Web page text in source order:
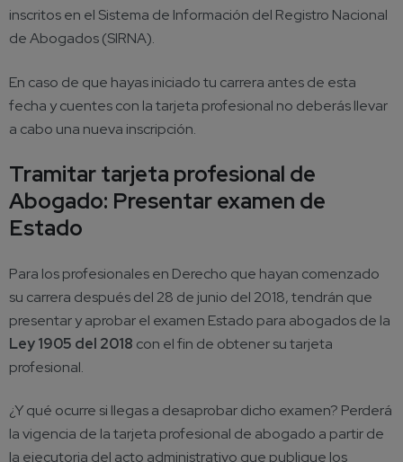
inscritos en el Sistema de Información del Registro Nacional
de Abogados (SIRNA).
En caso de que hayas iniciado tu carrera antes de esta
fecha y cuentes con la tarjeta profesional no deberás llevar
a cabo una nueva inscripción.
Tramitar tarjeta profesional de
Abogado: Presentar examen de
Estado
Para los profesionales en Derecho que hayan comenzado
su carrera después del 28 de junio del 2018, tendrán que
presentar y aprobar el examen Estado para abogados de la
Ley 1905 del 2018 con el fin de obtener su tarjeta
profesional.
¿Y qué ocurre si llegas a desaprobar dicho examen? Perderá
la vigencia de la tarjeta profesional de abogado a partir de
la ejecutoria del acto administrativo que publique los